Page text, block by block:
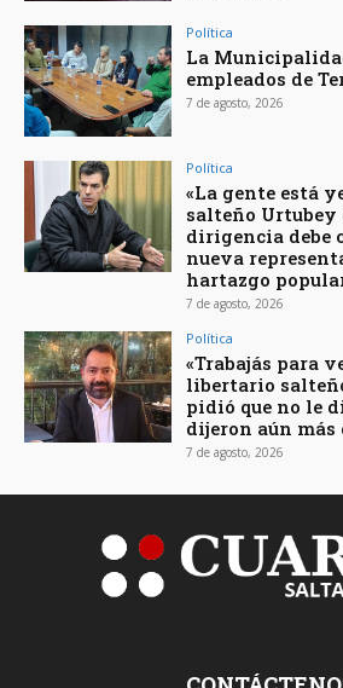
Política
La
empleados de
7 de agosto, 2026
Política
«La gente está
salteño Urtubey
dirigencia debe
nueva
hartazgo
7 de agosto, 2026
Política
«Trabajás para
libertario
pidió que no le
dijeron aún más
7 de agosto, 2026